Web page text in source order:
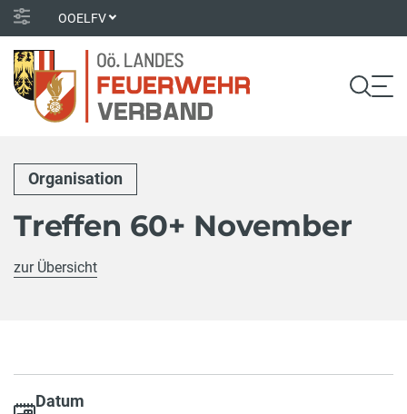
OOELFV
Organisation
Treffen 60+ November
zur Übersicht
Datum